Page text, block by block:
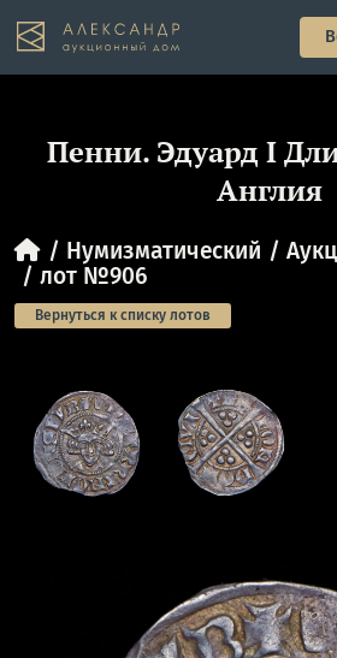
Пенни. Эдуард I
Англия
Нумизматический
лот №906
Вернуться к списку лотов